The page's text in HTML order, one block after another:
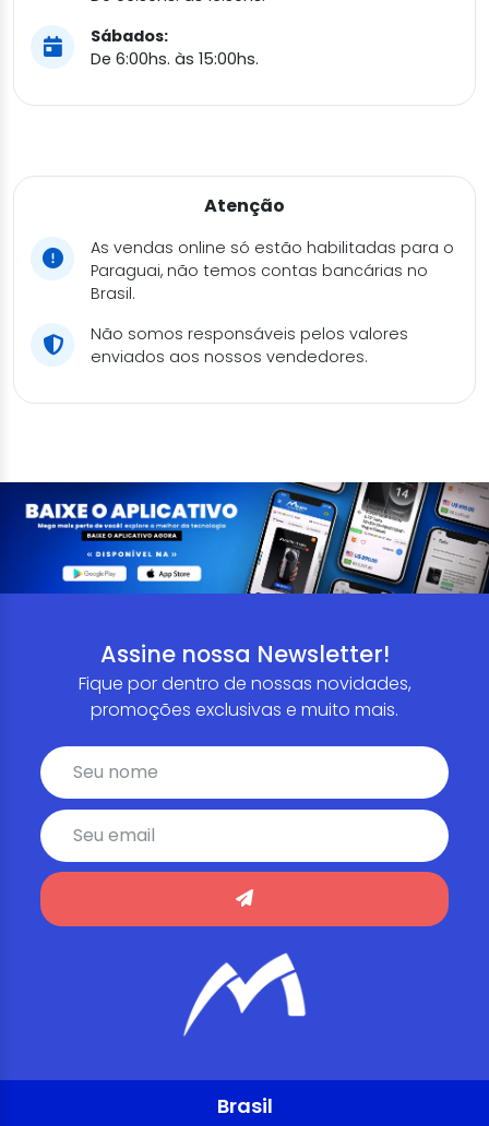
Sábados:
De 6:00hs. às 15:00hs.
Atenção
As vendas online só estão habilitadas para o
Paraguai, não temos contas bancárias no
Brasil.
Não somos responsáveis pelos valores
enviados aos nossos vendedores.
Assine nossa Newsletter!
Fique por dentro de nossas novidades,
promoções exclusivas e muito mais.
Brasil